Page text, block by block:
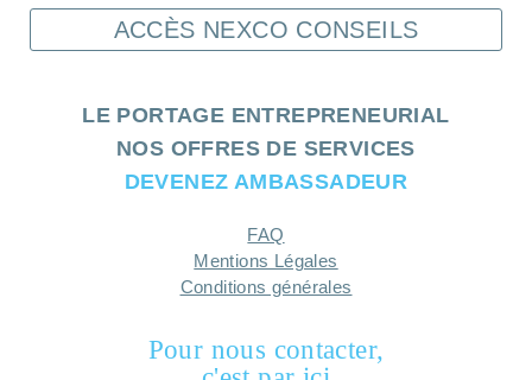
ACCÈS NEXCO CONSEILS
LE PORTAGE ENTREPRENEURIAL
NOS OFFRES DE SERVICES
DEVENEZ AMBASSADEUR
FAQ
Mentions Légales
Conditions générales
Pour nous contacter,